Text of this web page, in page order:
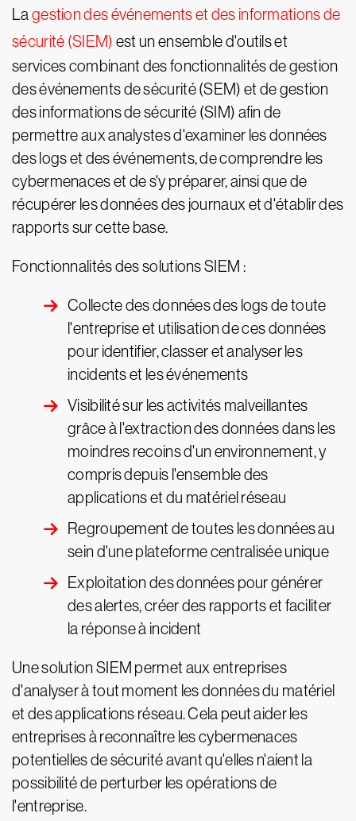
La gestion des événements et des informations de
sécurité (SIEM) est un ensemble d'outils et
services combinant des fonctionnalités de gestion
des événements de sécurité (SEM) et de gestion
des informations de sécurité (SIM) afin de
permettre aux analystes d'examiner les données
des logs et des événements, de comprendre les
cybermenaces et de s'y préparer, ainsi que de
récupérer les données des journaux et d'établir des
rapports sur cette base.
Fonctionnalités des solutions SIEM :
Collecte des données des logs de toute
l'entreprise et utilisation de ces données
pour identifier, classer et analyser les
incidents et les événements
Visibilité sur les activités malveillantes
grâce à l'extraction des données dans les
moindres recoins d'un environnement, y
compris depuis l'ensemble des
applications et du matériel réseau
Regroupement de toutes les données au
sein d'une plateforme centralisée unique
Exploitation des données pour générer
des alertes, créer des rapports et faciliter
la réponse à incident
Une solution SIEM permet aux entreprises
d'analyser à tout moment les données du matériel
et des applications réseau. Cela peut aider les
entreprises à reconnaître les cybermenaces
potentielles de sécurité avant qu'elles n'aient la
possibilité de perturber les opérations de
l'entreprise.